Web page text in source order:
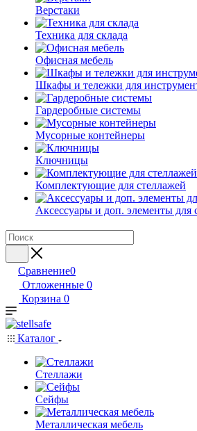
Верстаки
Техника для склада
Офисная мебель
Шкафы и тележки для
Гардеробные системы
Мусорные контейнеры
Ключницы
Комплектующие для стеллажей
Аксессуары и доп. элементы для
Сравнение0
Отложенные 0
Корзина 0
Каталог
Стеллажи
Сейфы
Металлическая мебель